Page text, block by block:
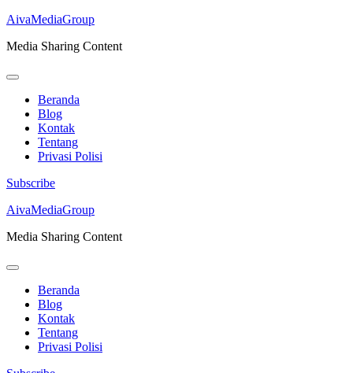
AivaMediaGroup
Media Sharing Content
Beranda
Blog
Kontak
Tentang
Privasi Polisi
Subscribe
Lompat
konten
Enter)
AivaMediaGroup
Media Sharing Content
Beranda
Blog
Kontak
Tentang
Privasi Polisi